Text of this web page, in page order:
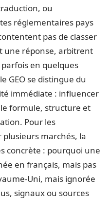
ou
réglementaires pays
pas de classer
une réponse, arbitrent
en quelques
GEO se distingue du
immédiate : influencer
formule, structure et
Pour les
marchés, la
concrète : pourquoi une
en français, mais pas
Uni, mais ignorée
signaux ou sources